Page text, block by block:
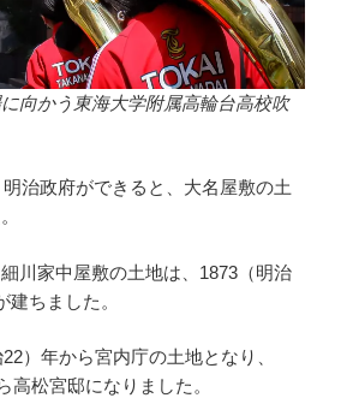
向かう東海大学附属高輪台高校吹
治政府ができると、大名屋敷の土
川家中屋敷の土地は、1873（明治
ちました。
）年から宮内庁の土地となり、
高松宮邸になりました。